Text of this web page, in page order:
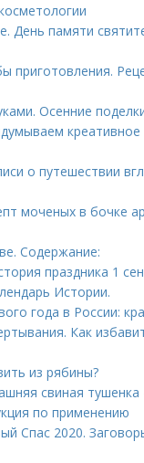
День памяти
приготовления.
Осенние
креативное
о путешествии
моченых в бочке
Содержание:
праздника 1
Истории.
года в России:
Как
из рябины?
свиная тушенка
по применению
Спас 2020.